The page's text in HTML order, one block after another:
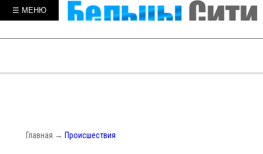
☰ МЕНЮ
Главная → Происшествия